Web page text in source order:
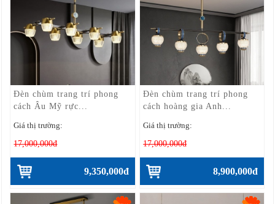
Đèn chùm trang trí phong
cách Âu Mỹ rực...
Giá thị trường:
17,000,000đ
9,350,000đ
Đèn chùm trang trí phong
cách hoàng gia Anh...
Giá thị trường:
17,000,000đ
8,900,000đ